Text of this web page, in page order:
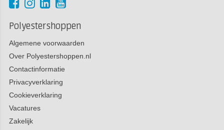
Polyestershoppen
Algemene voorwaarden
Over Polyestershoppen.nl
Contactinformatie
Privacyverklaring
Cookieverklaring
Vacatures
Zakelijk